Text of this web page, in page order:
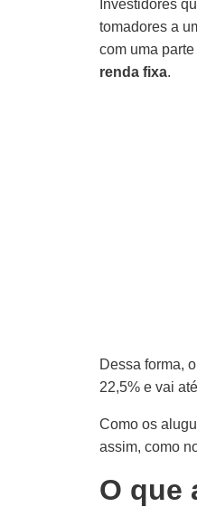
Investidores
tomadores a
com uma
renda fixa.
Dessa forma,
22,5% e vai
Como os
assim, como
O que